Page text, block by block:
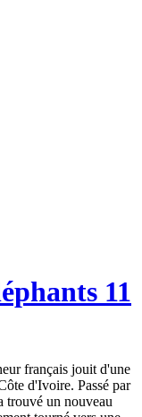
11
français jouit d'une
d'Ivoire. Passé par
trouvé un nouveau